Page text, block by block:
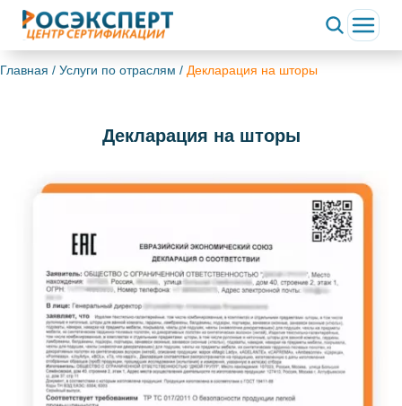
Главная / Услуги по отраслям / Декларация на шторы
Декларация на шторы